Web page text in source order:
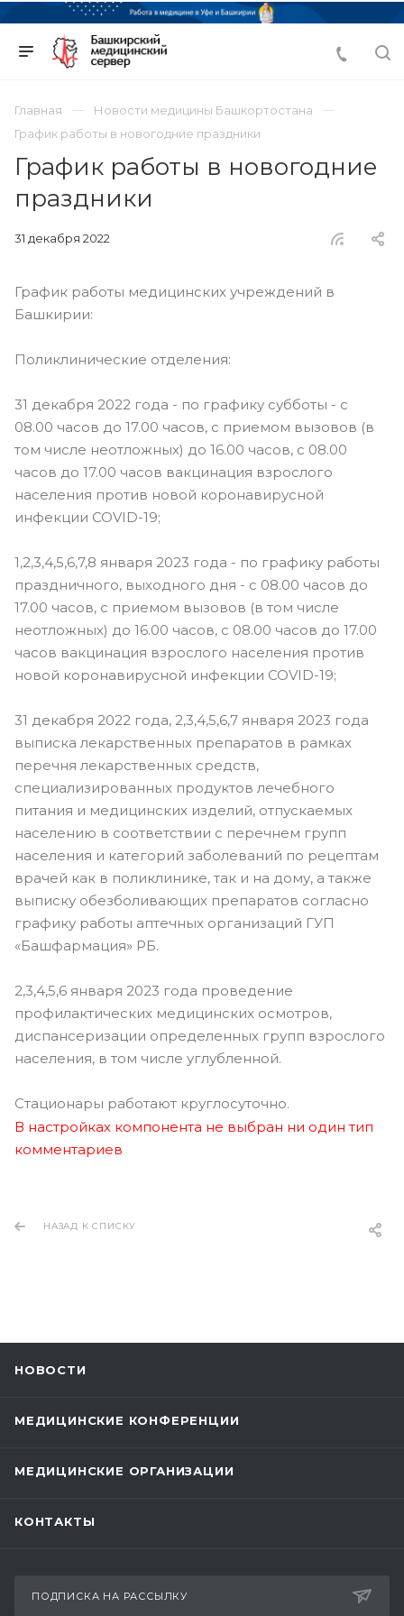
Главная
Новости медицины Башкортостана
График работы в новогодние праздники
График работы в новогодние
праздники
31 декабря 2022
График работы медицинских учреждений в
Башкирии:
Поликлинические отделения:
31 декабря 2022 года - по графику субботы - с
08.00 часов до 17.00 часов, с приемом вызовов (в
том числе неотложных) до 16.00 часов, с 08.00
часов до 17.00 часов вакцинация взрослого
населения против новой коронавирусной
инфекции COVID-19;
1,2,3,4,5,6,7,8 января 2023 года - по графику работы
праздничного, выходного дня - с 08.00 часов до
17.00 часов, с приемом вызовов (в том числе
неотложных) до 16.00 часов, с 08.00 часов до 17.00
часов вакцинация взрослого населения против
новой коронавирусной инфекции COVID-19;
31 декабря 2022 года, 2,3,4,5,6,7 января 2023 года
выписка лекарственных препаратов в рамках
перечня лекарственных средств,
специализированных продуктов лечебного
питания и медицинских изделий, отпускаемых
населению в соответствии с перечнем групп
населения и категорий заболеваний по рецептам
врачей как в поликлинике, так и на дому, а также
выписку обезболивающих препаратов согласно
графику работы аптечных организаций ГУП
«Башфармация» РБ.
2,3,4,5,6 января 2023 года проведение
профилактических медицинских осмотров,
диспансеризации определенных групп взрослого
населения, в том числе углубленной.
Стационары работают круглосуточно.
В настройках компонента не выбран ни один тип
комментариев
НАЗАД К СПИСКУ
НОВОСТИ
МЕДИЦИНСКИЕ КОНФЕРЕНЦИИ
МЕДИЦИНСКИЕ ОРГАНИЗАЦИИ
КОНТАКТЫ
ПОДПИСКА НА РАССЫЛКУ